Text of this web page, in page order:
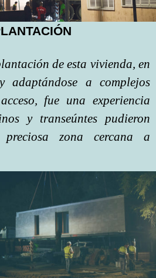
de esta vivienda, en
adaptándose a complejos
fue una experiencia
y transeúntes pudieron
zona cercana a